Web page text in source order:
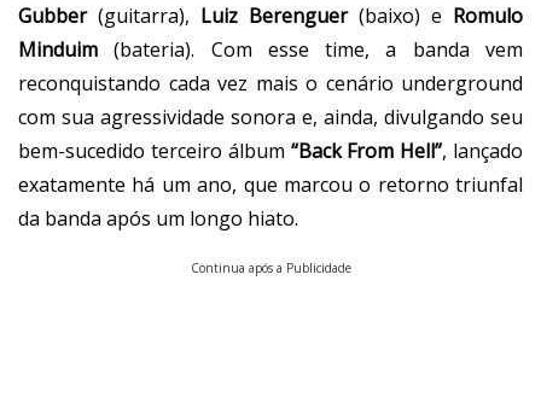
Gubber(guitarra), Luiz Berenguer(baixo) e Romulo
Minduim (bateria). Com esse time, a banda vem
reconquistando cada vez mais o cenário underground
com sua agressividade sonora e, ainda, divulgando seu
bem-sucedido terceiro álbum “Back From Hell”, lançado
exatamente há um ano, que marcou o retorno triunfal
da banda após um longo hiato.
Continua após a Publicidade